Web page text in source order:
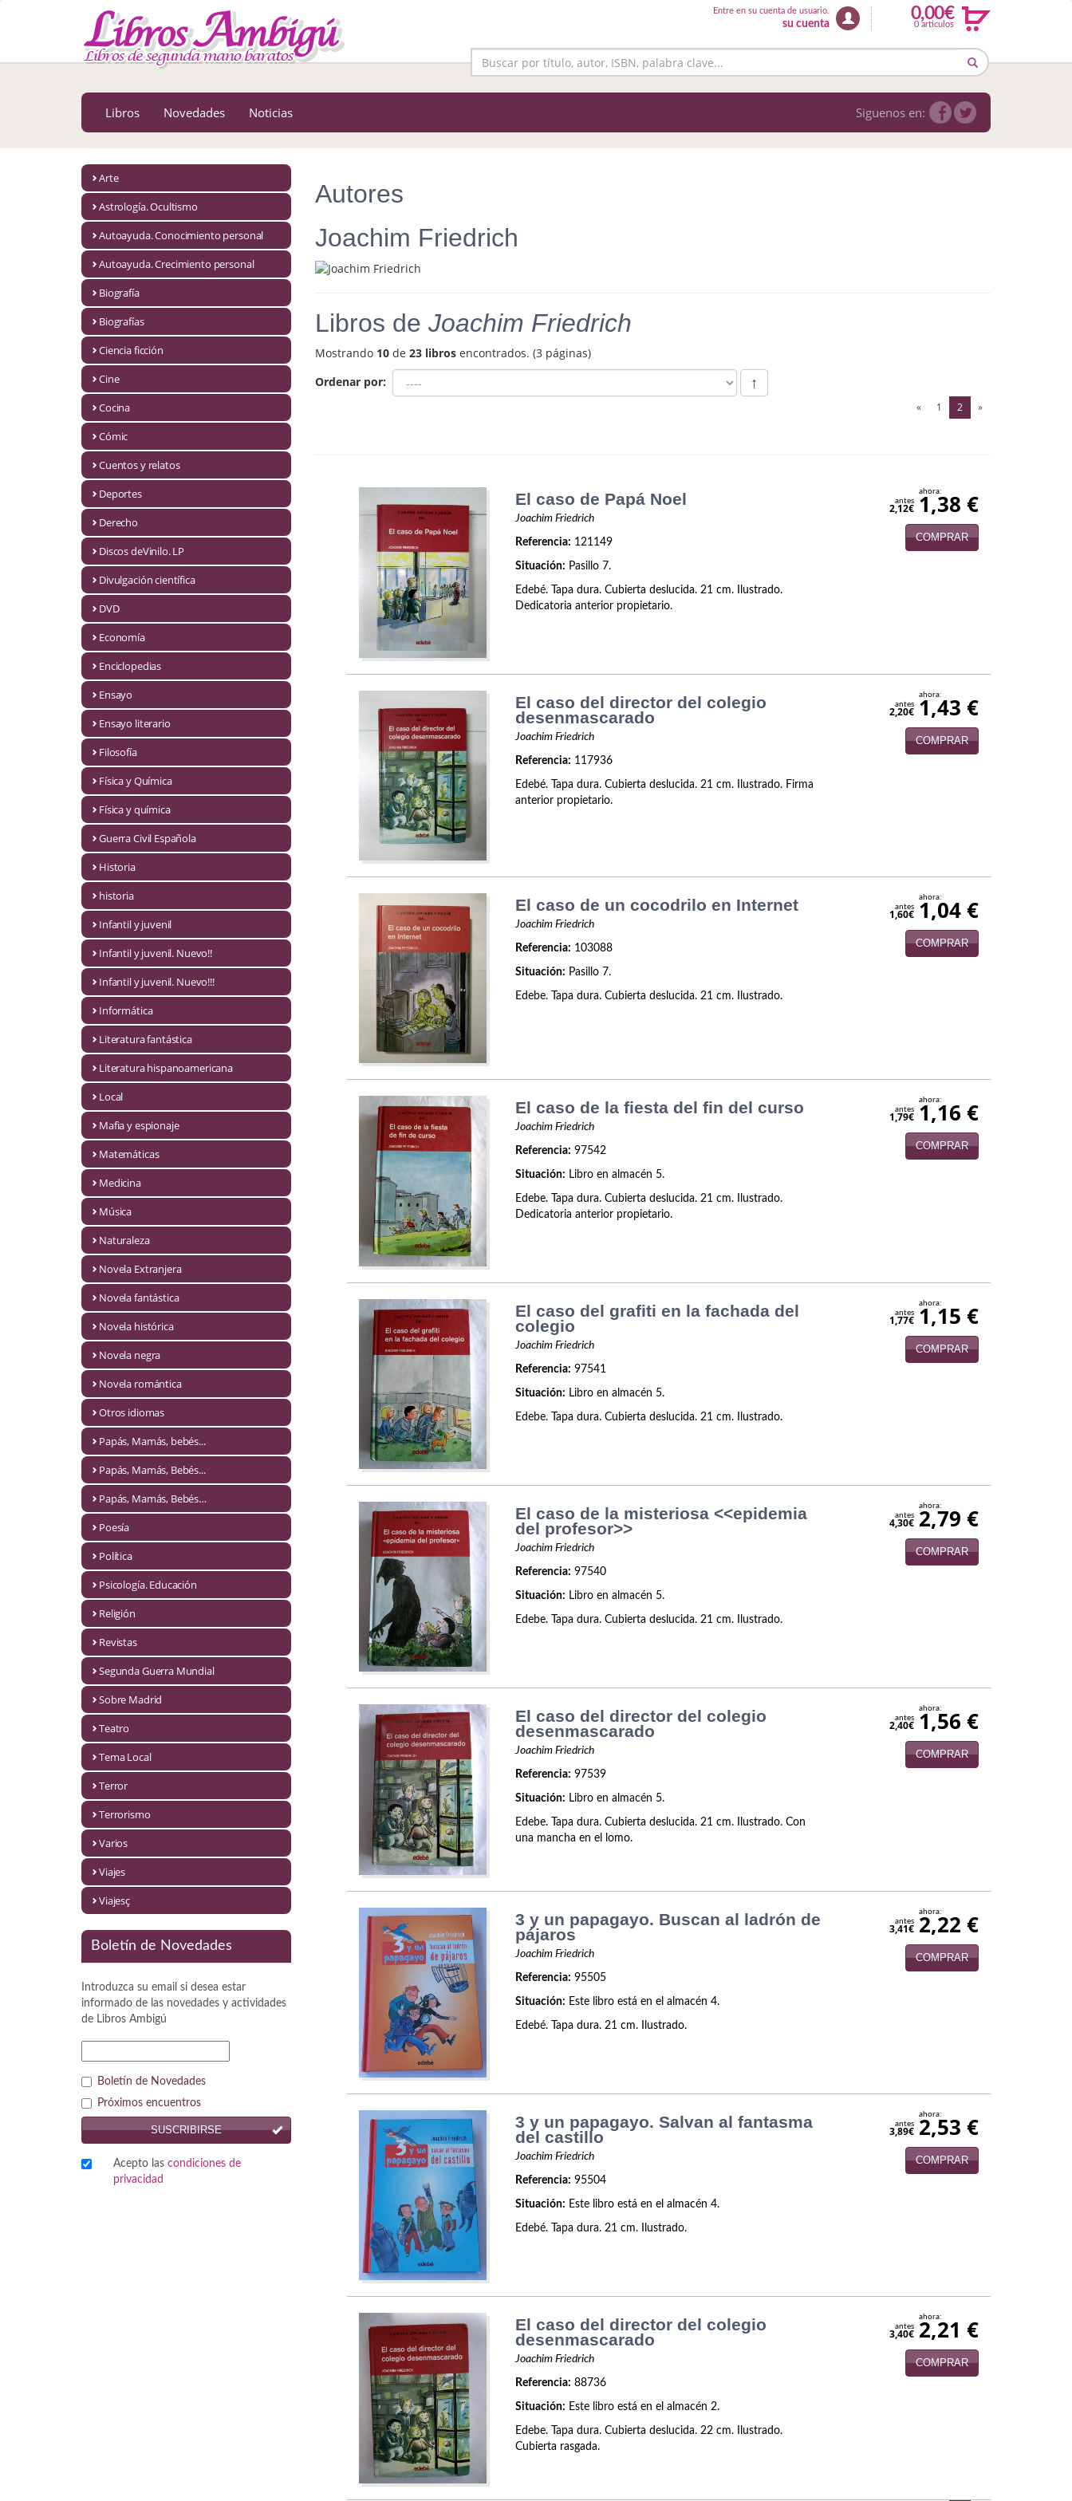
MENÚ PRINCIPAL
Astrología. Ocultismo
Autoayuda. Conocimiento personal
Autoayuda. Crecimiento personal
Ciencia ficción
Cuentos y relatos
Discos deVinilo. LP
Divulgación científica
Ensayo literario
Guerra Civil Española
Infantil y juvenil
Infantil y juvenil. Nuevo!!
Infantil y juvenil. Nuevo!!!
Literatura fantástica
Literatura hispanoamericana
Mafia y espionaje
Novela Extranjera
Novela fantástica
Novela romántica
Otros idiomas
Papás, Mamás, bebés...
Papás, Mamás, Bebés...
Papás, Mamás, Bebés…
Psicología. Educación
Segunda Guerra Mundial
Entre en su cuenta de usuario.
su cuenta
0,00€
0 articulos
Libros Novedades Noticias Siguenos en:
Arte
Astrología. Ocultismo
Autoayuda. Conocimiento personal
Autoayuda. Crecimiento personal
Biografía
Biografías
Ciencia ficción
Cine
Cocina
Cómic
Cuentos y relatos
Deportes
Derecho
Discos deVinilo. LP
Divulgación científica
DVD
Economía
Enciclopedias
Ensayo
Ensayo literario
Filosofía
Física y Química
Física y química
Guerra Civil Española
Historia
historia
Infantil y juvenil
Infantil y juvenil. Nuevo!!
Infantil y juvenil. Nuevo!!!
Informática
Literatura fantástica
Literatura hispanoamericana
Local
Mafia y espionaje
Matemáticas
Medicina
Música
Naturaleza
Novela Extranjera
Novela fantástica
Novela histórica
Novela negra
Novela romántica
Otros idiomas
Papás, Mamás, bebés...
Papás, Mamás, Bebés...
Papás, Mamás, Bebés…
Poesía
Política
Psicología. Educación
Religión
Revistas
Segunda Guerra Mundial
Sobre Madrid
Teatro
Tema Local
Terror
Terrorismo
Varios
Viajes
Viajesç
Boletín de Novedades
Introduzca su email si desea estar
informado de las novedades y actividades
de Libros Ambigú
Boletín de Novedades
Próximos encuentros
SUSCRIBIRSE
Acepto las condiciones de
privacidad
Autores
Joachim Friedrich
Libros de Joachim Friedrich
Mostrando 10de 23 librosencontrados. (3 páginas)
Ordenar por:
↑
« 1 2 (current)
»
El caso de Papá Noel
Joachim Friedrich
Referencia: 121149
Situación: Pasillo 7.
Edebé. Tapa dura. Cubierta deslucida. 21 cm. Ilustrado.
Dedicatoria anterior propietario.
antes
2,12€
ahora:
1,38 €
COMPRAR
El caso del director del colegio
desenmascarado
Joachim Friedrich
Referencia: 117936
Edebé. Tapa dura. Cubierta deslucida. 21 cm. Ilustrado. Firma
anterior propietario.
antes
2,20€
ahora:
1,43 €
COMPRAR
El caso de un cocodrilo en Internet
Joachim Friedrich
Referencia: 103088
Situación: Pasillo 7.
Edebe. Tapa dura. Cubierta deslucida. 21 cm. Ilustrado.
antes
1,60€
ahora:
1,04 €
COMPRAR
El caso de la fiesta del fin del curso
Joachim Friedrich
Referencia: 97542
Situación: Libro en almacén 5.
Edebe. Tapa dura. Cubierta deslucida. 21 cm. Ilustrado.
Dedicatoria anterior propietario.
antes
1,79€
ahora:
1,16 €
COMPRAR
El caso del grafiti en la fachada del
colegio
Joachim Friedrich
Referencia: 97541
Situación: Libro en almacén 5.
Edebe. Tapa dura. Cubierta deslucida. 21 cm. Ilustrado.
antes
1,77€
ahora:
1,15 €
COMPRAR
El caso de la misteriosa <<epidemia
del profesor>>
Joachim Friedrich
Referencia: 97540
Situación: Libro en almacén 5.
Edebe. Tapa dura. Cubierta deslucida. 21 cm. Ilustrado.
antes
4,30€
ahora:
2,79 €
COMPRAR
El caso del director del colegio
desenmascarado
Joachim Friedrich
Referencia: 97539
Situación: Libro en almacén 5.
Edebe. Tapa dura. Cubierta deslucida. 21 cm. Ilustrado. Con
una mancha en el lomo.
antes
2,40€
ahora:
1,56 €
COMPRAR
3 y un papagayo. Buscan al ladrón de
pájaros
Joachim Friedrich
Referencia: 95505
Situación: Este libro está en el almacén 4.
Edebé. Tapa dura. 21 cm. Ilustrado.
antes
3,41€
ahora:
2,22 €
COMPRAR
3 y un papagayo. Salvan al fantasma
del castillo
Joachim Friedrich
Referencia: 95504
Situación: Este libro está en el almacén 4.
Edebé. Tapa dura. 21 cm. Ilustrado.
antes
3,89€
ahora:
2,53 €
COMPRAR
El caso del director del colegio
desenmascarado
Joachim Friedrich
Referencia: 88736
Situación: Este libro está en el almacén 2.
Edebe. Tapa dura. Cubierta deslucida. 22 cm. Ilustrado.
Cubierta rasgada.
antes
3,40€
ahora:
2,21 €
COMPRAR